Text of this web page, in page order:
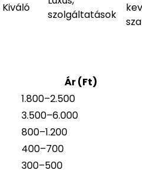
Kiváló
szolgáltatások
Ár (Ft)
1.800–2.500
3.500–6.000
800–1.200
400–700
300–500